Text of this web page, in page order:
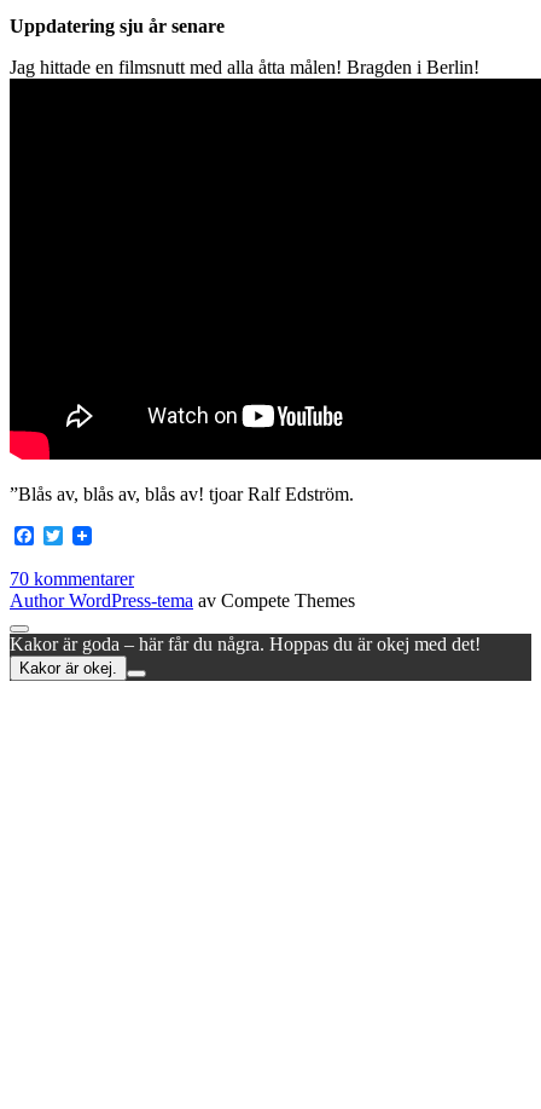
Uppdatering sju år senare
Jag hittade en filmsnutt med alla åtta målen! Bragden i Berlin!
”Blås av, blås av, blås av! tjoar Ralf Edström.
Facebook
Twitter
70 kommentarer
Author WordPress-tema av Compete Themes
Rulla
till
toppen
Kakor är goda – här får du några. Hoppas du är okej med det!
Kakor är okej.